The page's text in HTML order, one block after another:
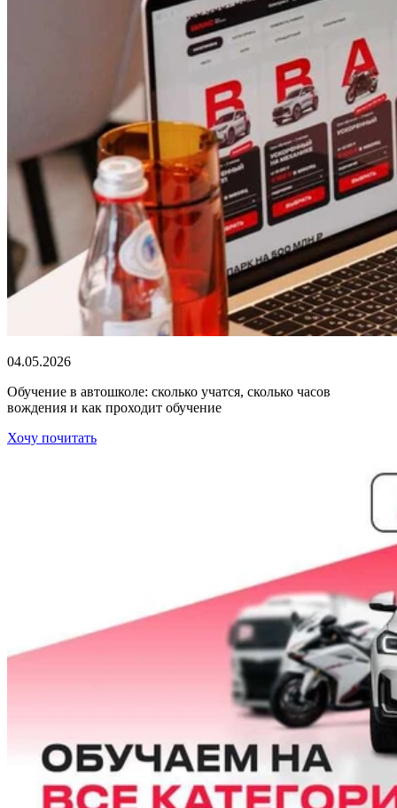
04.05.2026
Обучение в автошколе: сколько учатся, сколько часов
вождения и как проходит обучение
Хочу почитать